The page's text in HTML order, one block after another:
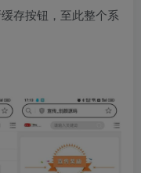
存按钮，至此整个系